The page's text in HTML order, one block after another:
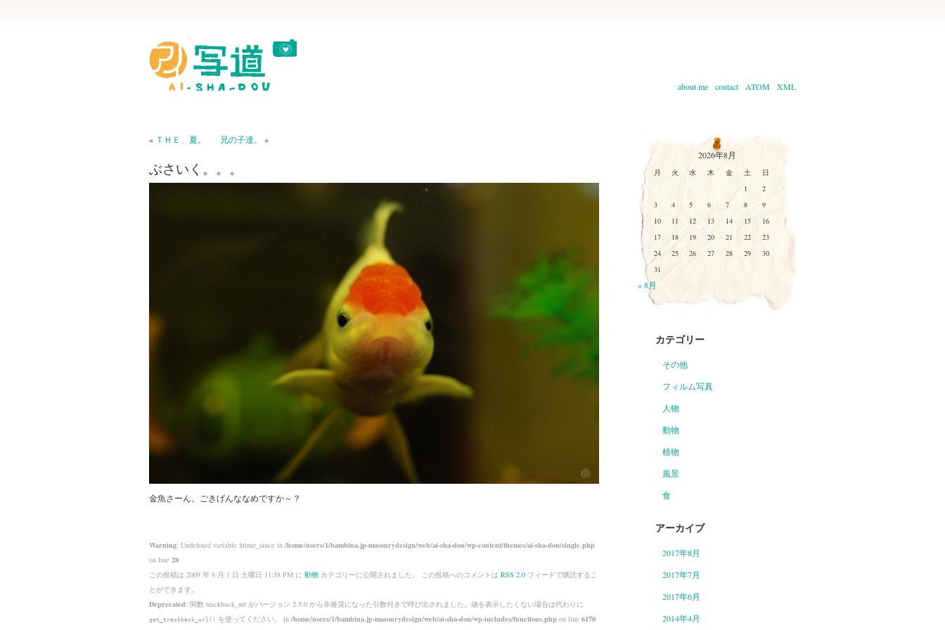
about me contact ATOM XML
« ＴＨＥ、夏。 兄の子達。 »
ぶさいく。。。
金魚さーん。ごきげんななめですか～？
Warning: Undefined variable $time_since in /home/users/1/bambina.jp-masonrydesign/web/ai-sha-dou/wp-content/themes/ai-sha-dou/single.php
on line 28
この投稿は 2009 年 8 月 1 日 土曜日 11:58 PM に 動物 カテゴリーに公開されました。 この投稿へのコメントは RSS 2.0 フィードで購読するこ
とができます。
Deprecated: 関数 trackback_url がバージョン 2.5.0 から非推奨になった引数付きで呼び出されました。値を表示したくない場合は代わりに
get_trackback_url() を使ってください。 in /home/users/1/bambina.jp-masonrydesign/web/ai-sha-dou/wp-includes/functions.php on line 6170
2026年8月
月 火 水 木 金 土
日
1
2
3
4 5 6 7 8
9
10
11 12 13 14 15
16
17
18 19 20 21 22
23
24
25 26 27 28 29
30
31
« 8月
カテゴリー
その他
フィルム写真
人物
動物
植物
風景
食
アーカイブ
2017年8月
2017年7月
2017年6月
2014年4月